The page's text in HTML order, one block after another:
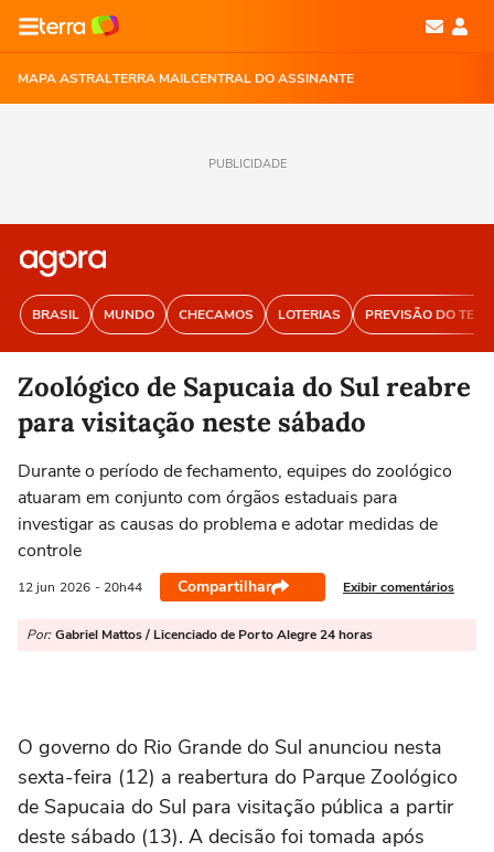
MAPA ASTRALTERRA MAILCENTRAL DO ASSINANTE
PUBLICIDADE
BRASIL MUNDO CHECAMOS LOTERIAS PREVISÃO DO
Zoológico de Sapucaia do Sul reabre
para visitação neste sábado
Durante o período de fechamento, equipes do zoológico
atuaram em conjunto com órgãos estaduais para
investigar as causas do problema e adotar medidas de
controle
12 jun 2026 - 20h44 Compartilhar Exibir comentários
Por: Gabriel Mattos / Licenciado de Porto Alegre 24 horas
O governo do Rio Grande do Sul anunciou nesta
sexta-feira (12) a reabertura do Parque Zoológico
de Sapucaia do Sul para visitação pública a partir
deste sábado (13). A decisão foi tomada após